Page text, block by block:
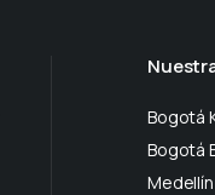
Bogotá
Bogotá